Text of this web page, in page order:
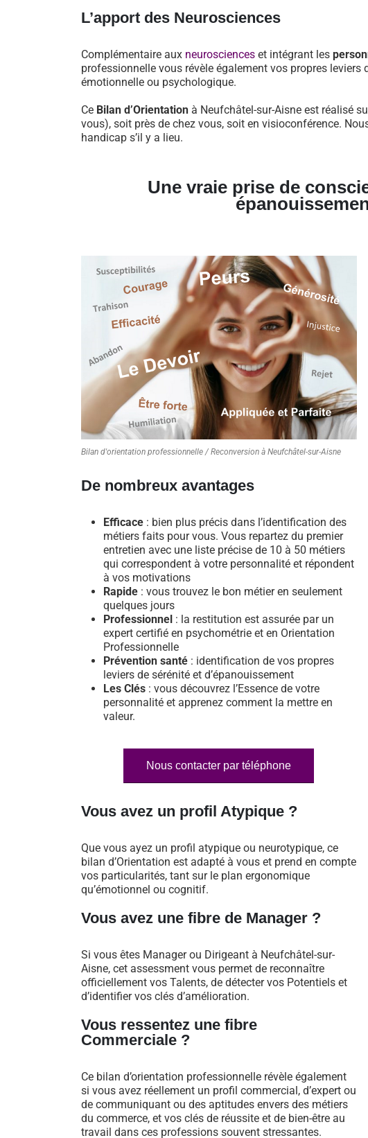
L’apport des Neurosciences
Complémentaire aux neurosciences et intégrant les
professionnelle vous révèle également vos propres
émotionnelle ou psychologique.
Ce Bilan d’Orientation à Neufchâtel-sur-Aisne est réalisé
vous), soit près de chez vous, soit en visioconférence.
handicap s’il y a lieu.
Une vraie prise de
Bilan d'orientation professionnelle / Reconversion à Neufchâtel-sur-Aisne
De nombreux avantages
Efficace : bien plus précis dans l’identification des
métiers faits pour vous. Vous repartez du premier
entretien avec une liste précise de 10 à 50 métiers
qui correspondent à votre personnalité et répondent
à vos motivations
Rapide : vous trouvez le bon métier en seulement
quelques jours
Professionnel : la restitution est assurée par un
expert certifié en psychométrie et en Orientation
Professionnelle
Prévention santé : identification de vos propres
leviers de sérénité et d’épanouissement
Les Clés : vous découvrez l’Essence de votre
personnalité et apprenez comment la mettre en
valeur.
Nous contacter par téléphone
Vous avez un profil Atypique ?
Que vous ayez un profil atypique ou neurotypique, ce
bilan d’Orientation est adapté à vous et prend en compte
vos particularités, tant sur le plan ergonomique
qu’émotionnel ou cognitif.
Vous avez une fibre de Manager ?
Si vous êtes Manager ou Dirigeant à Neufchâtel-sur-
Aisne, cet assessment vous permet de reconnaître
officiellement vos Talents, de détecter vos Potentiels et
d’identifier vos clés d’amélioration.
Vous ressentez une fibre
Commerciale ?
Ce bilan d’orientation professionnelle révèle également
si vous avez réellement un profil commercial, d’expert ou
de communiquant ou des aptitudes envers des métiers
du commerce, et vos clés de réussite et de bien-être au
travail dans ces professions souvent stressantes.